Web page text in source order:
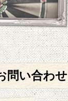
問い合わせ